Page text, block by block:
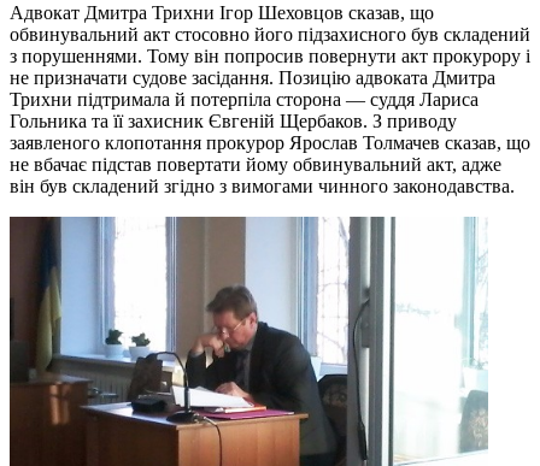
Адвокат Дмитра Трихни Ігор Шеховцов сказав, що
обвинувальний акт стосовно його підзахисного був складений
з порушеннями. Тому він попросив повернути акт прокурору і
не призначати судове засідання. Позицію адвоката Дмитра
Трихни підтримала й потерпіла сторона — суддя Лариса
Гольника та її захисник Євгеній Щербаков. З приводу
заявленого клопотання прокурор Ярослав Толмачев сказав, що
не вбачає підстав повертати йому обвинувальний акт, адже
він був складений згідно з вимогами чинного законодавства.